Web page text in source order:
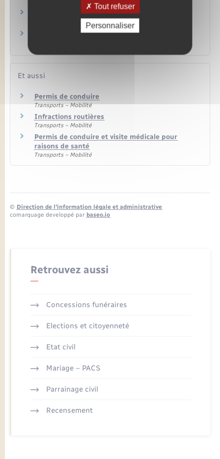
Solde du permis de conduire : comment
connaître son nombre de points ?
Quel permis pour quelle catégorie de véhicules
Et aussi
Permis de conduire
Transports – Mobilité
Infractions routières
Transports – Mobilité
Permis de conduire et visite médicale pour
raisons de santé
Transports – Mobilité
© Direction de l’information légale et administrative
comarquage developpé par baseo.io
Retrouvez aussi
Concessions funéraires
Elections et citoyenneté
Etat civil
Mariage – PACS
Parrainage civil
Recensement
Tout refuser
Personnaliser